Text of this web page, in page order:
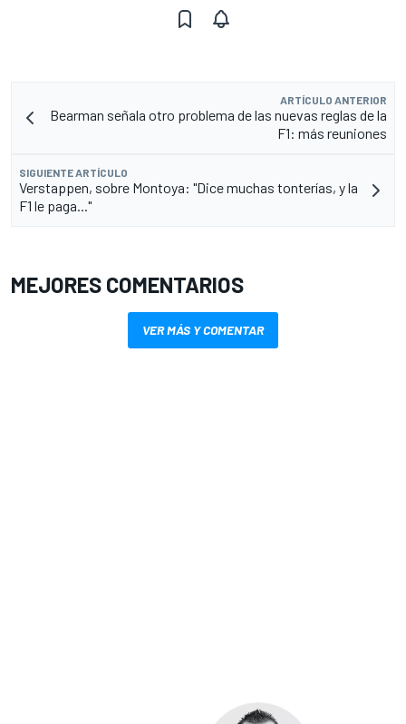
ARTÍCULO ANTERIOR
Bearman señala otro problema de las nuevas reglas de la
F1: más reuniones
SIGUIENTE ARTÍCULO
Verstappen, sobre Montoya: "Dice muchas tonterías, y la
F1 le paga..."
MEJORES COMENTARIOS
VER MÁS Y COMENTAR